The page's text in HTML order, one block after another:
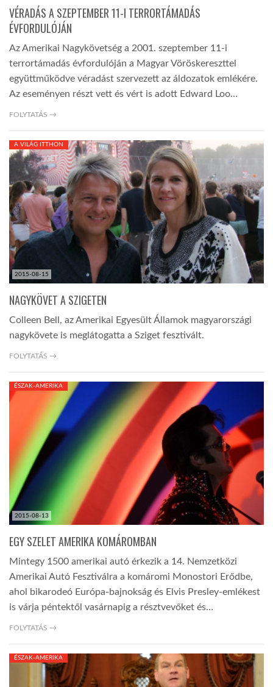
VÉRADÁS A SZEPTEMBER 11-I TERRORTÁMADÁS
ÉVFORDULÓJÁN
Az Amerikai Nagykövetség a 2001. szeptember 11-i
terrortámadás évfordulóján a Magyar Vöröskereszttel
együttműködve véradást szervezett az áldozatok emlékére.
Az eseményen részt vett és vért is adott Edward Loo…
FOLYTATÁS →
2015-08-15
A VILÁG ITTHON
NAGYKÖVET A SZIGETEN
Colleen Bell, az Amerikai Egyesült Államok magyarországi
nagykövete is meglátogatta a Sziget fesztivált.
FOLYTATÁS →
2015-08-13
ÉSZAK-AMERIKA
EGY SZELET AMERIKA KOMÁROMBAN
Mintegy 1500 amerikai autó érkezik a 14. Nemzetközi
Amerikai Autó Fesztiválra a komáromi Monostori Erődbe,
ahol bikarodeó Európa-bajnokság és Elvis Presley-emlékest
is várja péntektől vasárnapig a résztvevőket és…
FOLYTATÁS →
ÉSZAK-AMERIKA